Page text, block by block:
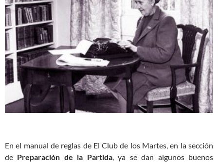
En el manual de reglas de El Club de los Martes, en la sección
de Preparación de la Partida, ya se dan algunos buenos